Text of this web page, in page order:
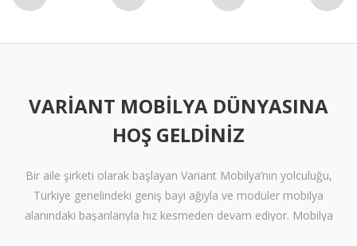
VARIANT MOBILYA DÜNYASINA
HOŞ GELDINIZ
Bir aile şirketi olarak başlayan Variant Mobilya’nın yolculuğu,
Türkiye genelindeki geniş bayi ağıyla ve modüler mobilya
alanındaki başarılarıyla hız kesmeden devam ediyor. Mobilya